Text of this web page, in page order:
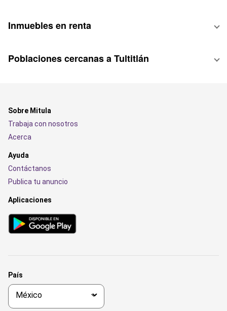
Inmuebles en renta
Poblaciones cercanas a Tultitlán
Sobre Mitula
Trabaja con nosotros
Acerca
Ayuda
Contáctanos
Publica tu anuncio
Aplicaciones
País